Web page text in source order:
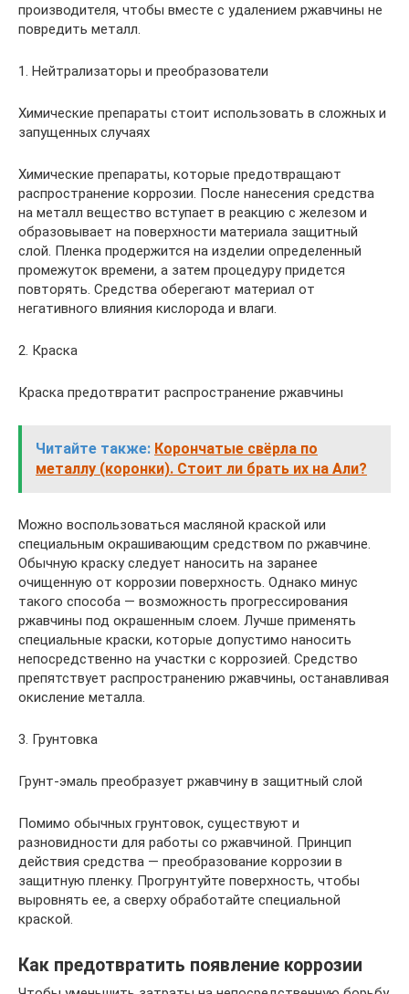
производителя, чтобы вместе с удалением ржавчины не
повредить металл.
1. Нейтрализаторы и преобразователи
Химические препараты стоит использовать в сложных и
запущенных случаях
Химические препараты, которые предотвращают
распространение коррозии. После нанесения средства
на металл вещество вступает в реакцию с железом и
образовывает на поверхности материала защитный
слой. Пленка продержится на изделии определенный
промежуток времени, а затем процедуру придется
повторять. Средства оберегают материал от
негативного влияния кислорода и влаги.
2. Краска
Краска предотвратит распространение ржавчины
Читайте также: Корончатые свёрла по
металлу (коронки). Стоит ли брать их на Али?
Можно воспользоваться масляной краской или
специальным окрашивающим средством по ржавчине.
Обычную краску следует наносить на заранее
очищенную от коррозии поверхность. Однако минус
такого способа — возможность прогрессирования
ржавчины под окрашенным слоем. Лучше применять
специальные краски, которые допустимо наносить
непосредственно на участки с коррозией. Средство
препятствует распространению ржавчины, останавливая
окисление металла.
3. Грунтовка
Грунт-эмаль преобразует ржавчину в защитный слой
Помимо обычных грунтовок, существуют и
разновидности для работы со ржавчиной. Принцип
действия средства — преобразование коррозии в
защитную пленку. Прогрунтуйте поверхность, чтобы
выровнять ее, а сверху обработайте специальной
краской.
Как предотвратить появление коррозии